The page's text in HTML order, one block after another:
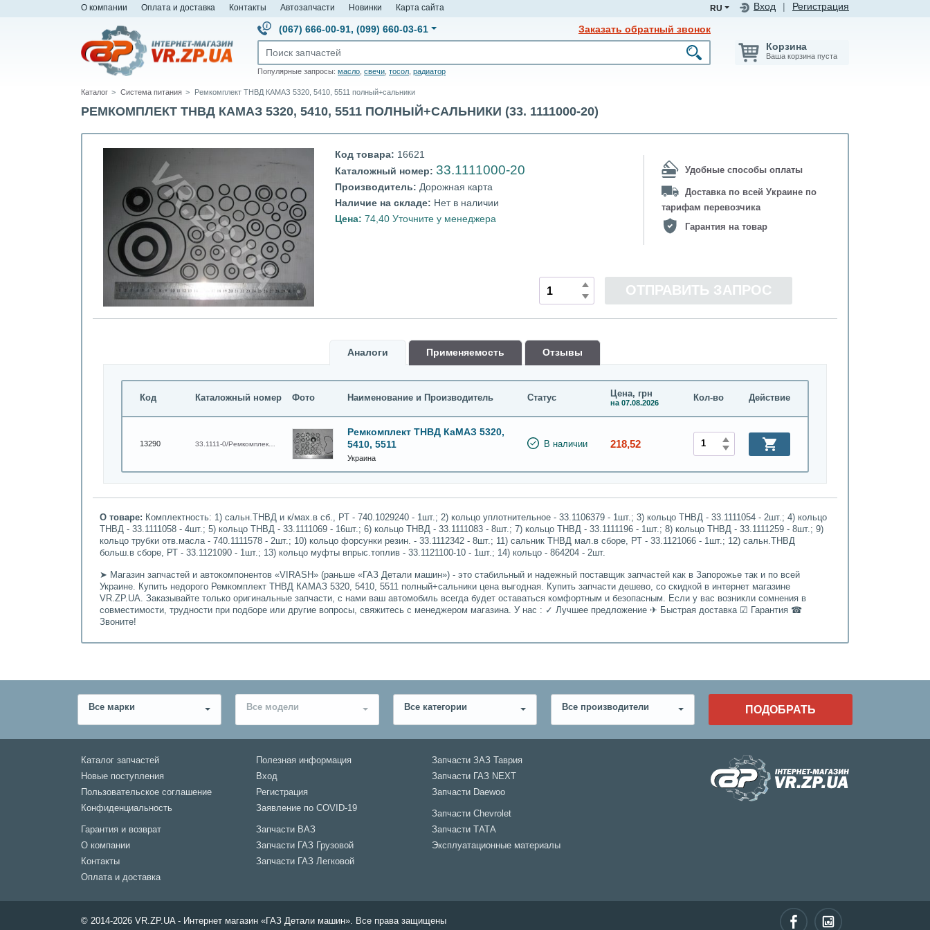
О компании Оплата и доставка Контакты Автозапчасти Новинки Карта сайта Вход Регистрация
RU
(067) 666-00-91, (099) 660-03-61 Заказать обратный звонок
Популярные запросы: масло свечи тосол радиатор
Корзина
Ваша корзина пуста
Каталог Система питания Ремкомплект ТНВД КАМАЗ 5320, 5410, 5511 полный+сальники
РЕМКОМПЛЕКТ ТНВД КАМАЗ 5320, 5410, 5511 ПОЛНЫЙ+САЛЬНИКИ (33. 1111000-20)
Код товара: 16621
Каталожный номер: 33.1111000-20
Производитель: Дорожная карта
Наличие на складе: Нет в наличии
Цена: 74,40 Уточните у менеджера
Удобные способы оплаты
Доставка по всей Украине по
тарифам перевозчика
Гарантия на товар
ОТПРАВИТЬ ЗАПРОС
Аналоги Применяемость Oтзывы
Код Каталожный номер Фото Наименование и Производитель Статус Цена, грн
на 07.08.2026 Кол-во Действие
13290
Ремкомплект ТНВД КаМАЗ 5320,
5410, 5511
Украина
В наличии 218,52
О товаре: Комплектность: 1) сальн.ТНВД и к/мах.в сб., РТ - 740.1029240 - 1шт.; 2) кольцо уплотнительное - 33.1106379 - 1шт.; 3) кольцо ТНВД - 33.1111054 - 2шт.; 4) кольцо
ТНВД - 33.1111058 - 4шт.; 5) кольцо ТНВД - 33.1111069 - 16шт.; 6) кольцо ТНВД - 33.1111083 - 8шт.; 7) кольцо ТНВД - 33.1111196 - 1шт.; 8) кольцо ТНВД - 33.1111259 - 8шт.; 9)
кольцо трубки отв.масла - 740.1111578 - 2шт.; 10) кольцо форсунки резин. - 33.1112342 - 8шт.; 11) сальник ТНВД мал.в сборе, РТ - 33.1121066 - 1шт.; 12) сальн.ТНВД
больш.в сборе, РТ - 33.1121090 - 1шт.; 13) кольцо муфты впрыс.топлив - 33.1121100-10 - 1шт.; 14) кольцо - 864204 - 2шт.
➤ Магазин запчастей и автокомпонентов «VIRASH» (раньше «ГАЗ Детали машин») - это стабильный и надежный поставщик запчастей как в Запорожье так и по всей
Украине. Купить недорого Ремкомплект ТНВД КАМАЗ 5320, 5410, 5511 полный+сальники цена выгодная. Купить запчасти дешево, со скидкой в интернет магазине
VR.ZP.UA. Заказывайте только оригинальные запчасти, с нами ваш автомобиль всегда будет оставаться комфортным и безопасным. Если у вас возникли сомнения в
совместимости, трудности при подборе или другие вопросы, свяжитесь с менеджером магазина. У нас : ✓ Лучшее предложение ✈ Быстрая доставка ☑ Гарантия ☎
Звоните!
Все марки Все модели Все категории Все производители ПОДОБРАТЬ
Каталог запчастей
Новые поступления
Пользовательское соглашение
Конфиденциальность
Гарантия и возврат
О компании
Контакты
Оплата и доставка
Полезная информация
Вход
Регистрация
Заявление по COVID-19
Запчасти ВАЗ
Запчасти ГАЗ Грузовой
Запчасти ГАЗ Легковой
Запчасти ЗАЗ Таврия
Запчасти ГАЗ NEXT
Запчасти Daewoo
Запчасти Chevrolet
Запчасти ТАТА
Эксплуатационные материалы
© 2014-2026 VR.ZP.UA - Интернет магазин «ГАЗ Детали машин». Все права защищены